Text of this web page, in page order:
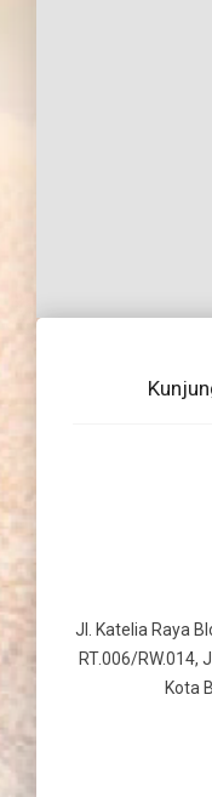
Jl. Katelia Raya
RT.006/RW.014,
Kota